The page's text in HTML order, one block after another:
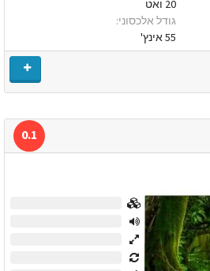
20 ואט
גודל אלכסוני:
55 אינץ'
0.1